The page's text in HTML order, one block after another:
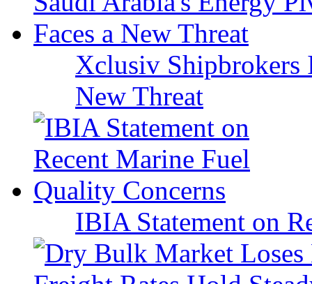
Xclusiv Shipbrokers
New Threat
IBIA Statement on